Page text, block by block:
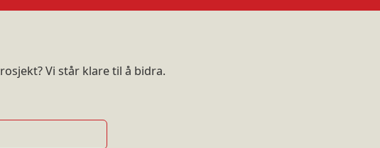
Vi står klare til å bidra.